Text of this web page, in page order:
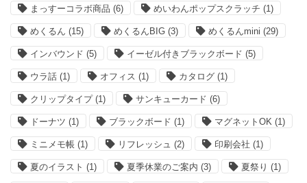
まっすーコラボ商品 (6) めいわんポップスクラッチ (1)
めくるん (15) めくるんBIG (3) めくるんmini (29)
インバウンド (5) イーゼル付きブラックボード (5)
ウラ話 (1) オフィス (1) カタログ (1)
クリップタイプ(1) サンキューカード (6)
ドーナツ (1) ブラックボード (1) マグネットOK (1)
ミニメモ帳 (1) リフレッシュ (2) 印刷会社 (1)
夏のイラスト (1) 夏季休業のご案内 (3) 夏祭り (1)